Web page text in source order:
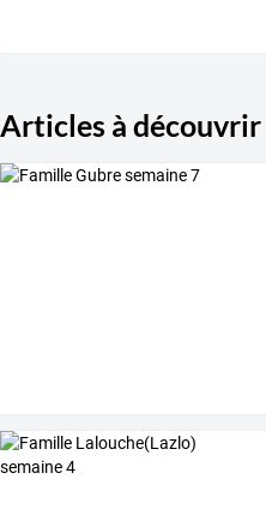
Articles à découvrir